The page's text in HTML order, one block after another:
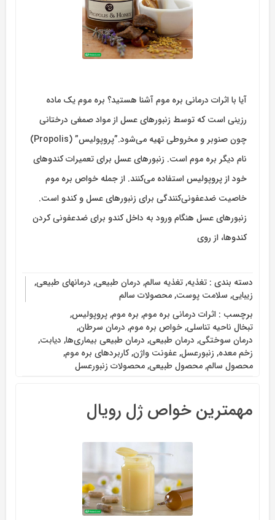
آیا با اثرات درمانی بره موم آشنا هستید؟ بره موم یک ماده
رزینی است که توسط زنبورهای عسل از مواد صمغی درختانی
چون صنوبر و مخروطی تهیه می‌شود.”پروپولیس” (Propolis)
نام دیگر بره موم است. زنبورهای عسل برای تعمیرات کندوهای
خود از پروپولیس استفاده می‌کنند. از جمله خواص بره موم
خاصیت ضدعفونی‌کنندگی برای زنبورهای عسل و کندو است.
زنبورهای عسل هنگام ورود به داخل کندو برای ضدعفونی کردن
کندوها، از روی
دسته بندی : تغذیه,تغذیه سالم, درمان طبیعی, درمانهای طبیعی,
زیبایی, سلامت پوست,محصولات سالم
برچسب : اثرات درمانی بره موم, بره موم,پروپولیس,
تبخال ناحیه تناسلی,خواص بره موم, درمان سرطان,
درمان سوختگی, درمان طبیعی, درمان طبیعی بیماری‌ها, دیابت,
زخم معده, زنبورعسل,عفونت واژن,کاربردهای بره موم,
محصول سالم,محصول طبیعی,محصولات زنبورعسل
مهمترین خواص ژل رویال